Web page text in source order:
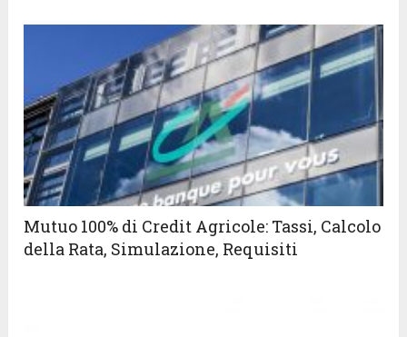
Mutuo 100% di Credit Agricole: Tassi, Calcolo
della Rata, Simulazione, Requisiti